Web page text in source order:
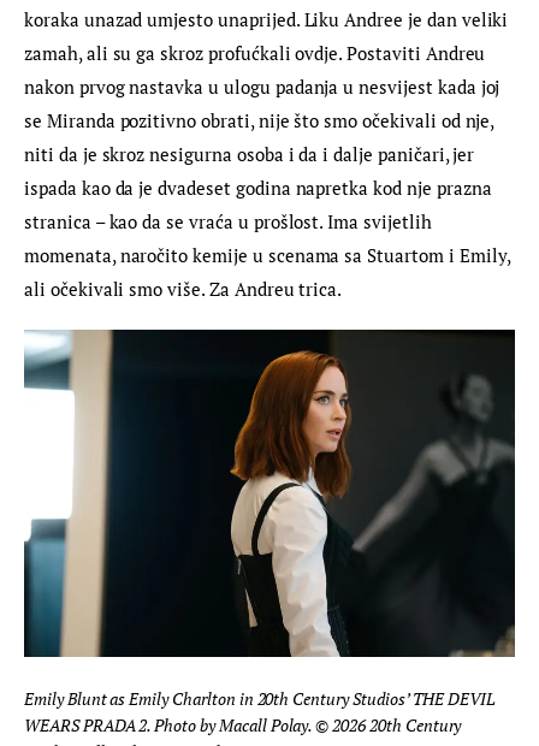
koraka unazad umjesto unaprijed. Liku Andree je dan veliki
zamah, ali su ga skroz profućkali ovdje. Postaviti Andreu
nakon prvog nastavka u ulogu padanja u nesvijest kada joj
se Miranda pozitivno obrati, nije što smo očekivali od nje,
niti da je skroz nesigurna osoba i da i dalje paničari, jer
ispada kao da je dvadeset godina napretka kod nje prazna
stranica – kao da se vraća u prošlost. Ima svijetlih
momenata, naročito kemije u scenama sa Stuartom i Emily,
ali očekivali smo više. Za Andreu trica.
Emily Blunt as Emily Charlton in 20th Century Studios’ THE DEVIL
WEARS PRADA 2. Photo by Macall Polay. © 2026 20th Century